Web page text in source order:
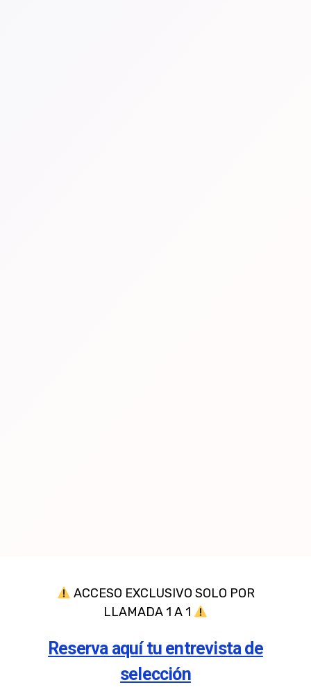
ACCESO EXCLUSIVO SOLO POR
LLAMADA 1 A 1
Reserva aquí tu entrevista de
selección